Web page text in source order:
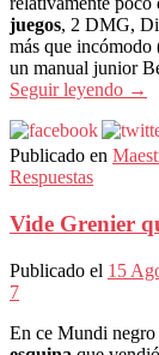
juegos, 2 DMG,
más que incómodo
un manual junior
Seguir leyendo →
Publicado en
Respuestas
Vide Grenier
Publicado el 15
7
En ce Mundi negro